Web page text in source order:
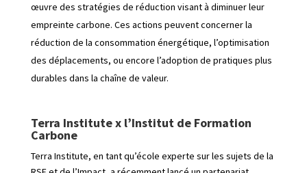
œuvre des stratégies de réduction visant à diminuer leur
empreinte carbone. Ces actions peuvent concerner la
réduction de la consommation énergétique, l’optimisation
des déplacements, ou encore l’adoption de pratiques plus
durables dans la chaîne de valeur.
Terra Institute x l’Institut de Formation
Carbone
Terra Institute, en tant qu’école experte sur les sujets de la